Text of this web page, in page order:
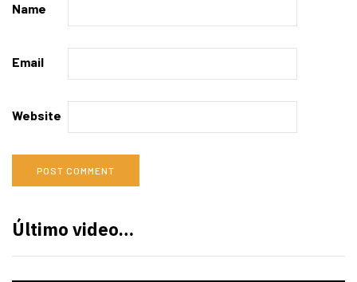
Name
Email
Website
Último video…